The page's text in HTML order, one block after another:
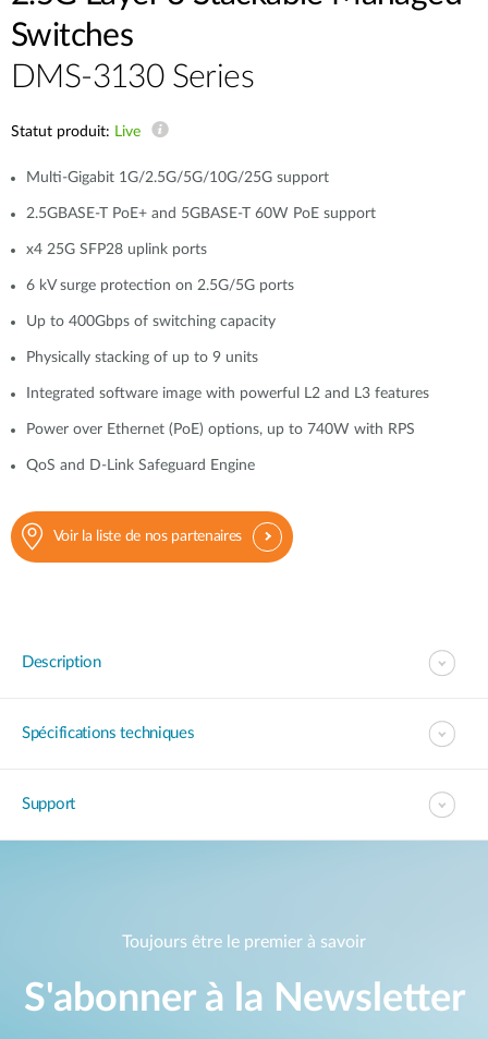
Switches
DMS-3130 Series
Statut produit: Live
Multi-Gigabit 1G/2.5G/5G/10G/25G support
2.5GBASE-T PoE+ and 5GBASE-T 60W PoE support
x4 25G SFP28 uplink ports
6 kV surge protection on 2.5G/5G ports
Up to 400Gbps of switching capacity
Physically stacking of up to 9 units
Integrated software image with powerful L2 and L3 features
Power over Ethernet (PoE) options, up to 740W with RPS
QoS and D-Link Safeguard Engine
Voir la liste de nos partenaires
Description
Spécifications techniques
Support
Toujours être le premier à savoir
S'abonner à la Newsletter